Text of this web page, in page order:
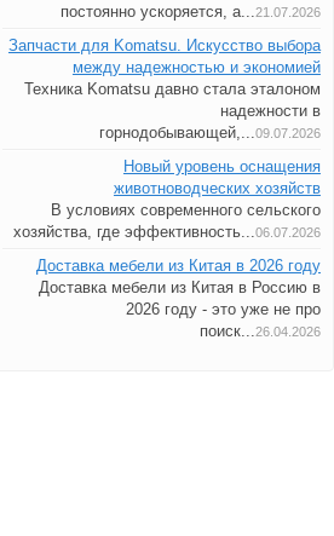
постоянно ускоряется, а...21.07.2026
Запчасти для Komatsu. Искусство выбора
между надежностью и экономией
Техника Komatsu давно стала эталоном
надежности в
горнодобывающей,...09.07.2026
Новый уровень оснащения
животноводческих хозяйств
В условиях современного сельского
хозяйства, где эффективность...06.07.2026
Доставка мебели из Китая в 2026 году
Доставка мебели из Китая в Россию в
2026 году - это уже не про
поиск...26.04.2026